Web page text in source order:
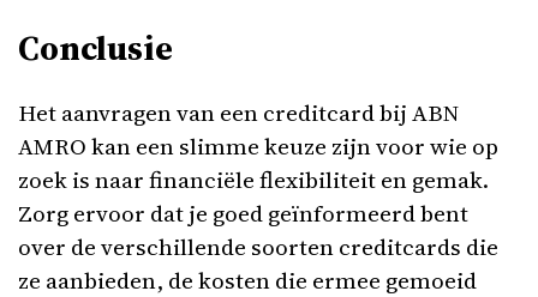
Conclusie
Het aanvragen van een creditcard bij ABN
AMRO kan een slimme keuze zijn voor wie op
zoek is naar financiële flexibiliteit en gemak.
Zorg ervoor dat je goed geïnformeerd bent
over de verschillende soorten creditcards die
ze aanbieden, de kosten die ermee gemoeid